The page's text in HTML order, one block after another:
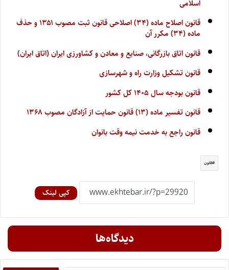
اسلامی
قانون اصلاح ماده (۳۴) اصلاحی قانون ثبت مصوب ۱۳۵۱ و حذف
ماده (۳۴) مکرر آن
قانون اتاق بازرگانی، صنایع و معادن و کشاورزی ایران (اتاق ایران)
قانون تشکیل وزارت راه و شهرسازی
قانون بودجه سال ۱۴۰۵ کل کشور
قانون تفسیر ماده (۱۳) قانون حمایت از آزادگان مصوب ۱۳۶۸
قانون راجع به خدمت نیمه وقت بانوان
قانون
کپی لینک
دیدگاه‌ها